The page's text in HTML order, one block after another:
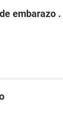
embarazo .